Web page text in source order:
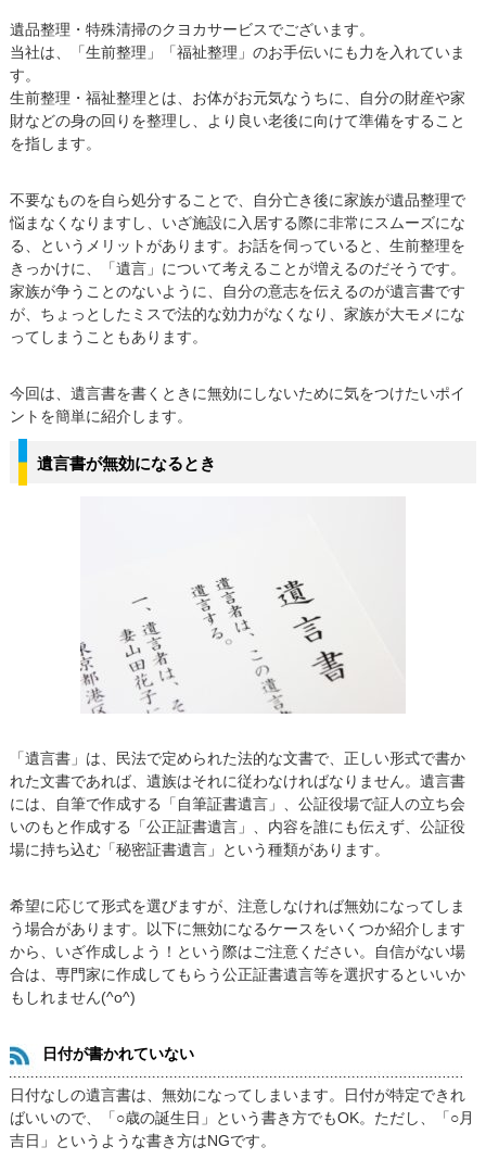
遺品整理・特殊清掃のクヨカサービスでございます。
当社は、「生前整理」「福祉整理」のお手伝いにも力を入れていま
す。
生前整理・福祉整理とは、お体がお元気なうちに、自分の財産や家
財などの身の回りを整理し、より良い老後に向けて準備をすること
を指します。
不要なものを自ら処分することで、自分亡き後に家族が遺品整理で
悩まなくなりますし、いざ施設に入居する際に非常にスムーズにな
る、というメリットがあります。お話を伺っていると、生前整理を
きっかけに、「遺言」について考えることが増えるのだそうです。
家族が争うことのないように、自分の意志を伝えるのが遺言書です
が、ちょっとしたミスで法的な効力がなくなり、家族が大モメにな
ってしまうこともあります。
今回は、遺言書を書くときに無効にしないために気をつけたいポイ
ントを簡単に紹介します。
遺言書が無効になるとき
「遺言書」は、民法で定められた法的な文書で、正しい形式で書か
れた文書であれば、遺族はそれに従わなければなりません。遺言書
には、自筆で作成する「自筆証書遺言」、公証役場で証人の立ち会
いのもと作成する「公正証書遺言」、内容を誰にも伝えず、公証役
場に持ち込む「秘密証書遺言」という種類があります。
希望に応じて形式を選びますが、注意しなければ無効になってしま
う場合があります。以下に無効になるケースをいくつか紹介します
から、いざ作成しよう！という際はご注意ください。自信がない場
合は、専門家に作成してもらう公正証書遺言等を選択するといいか
もしれません(^o^)
日付が書かれていない
日付なしの遺言書は、無効になってしまいます。日付が特定できれ
ばいいので、「○歳の誕生日」という書き方でもOK。ただし、「○月
吉日」というような書き方はNGです。